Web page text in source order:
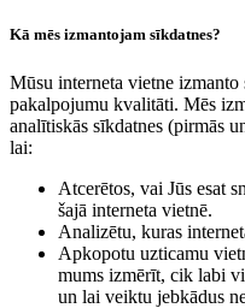
Kā mēs izmantojam sīkdatnes?
Mūsu interneta vietne
pakalpojumu kvalitāti. Mēs
analītiskās sīkdatnes (pirmās
lai:
Atcerētos, vai Jūs esat
šajā interneta vietnē.
Analizētu, kuras
Apkopotu uzticamu
mums izmērīt, cik labi
un lai veiktu jebkādus